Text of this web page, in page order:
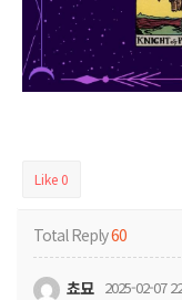
Like 0
Total Reply60
쵸묘 2025-02-07